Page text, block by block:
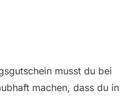
musst du bei
machen, dass du in